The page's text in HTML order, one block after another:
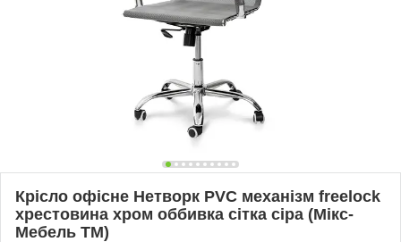
Крісло офісне Нетворк PVC механізм freelock
хрестовина хром оббивка сітка сіра (Мікс-
Мебель ТМ)